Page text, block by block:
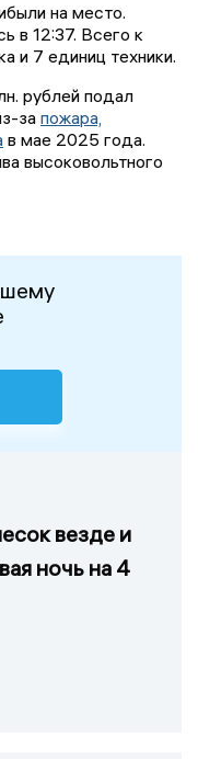
на место.
в 12:37. Всего к
и 7 единиц техники.
рублей подал
за пожара,
в мае 2025 года.
высоковольтного
везде и
ночь на 4